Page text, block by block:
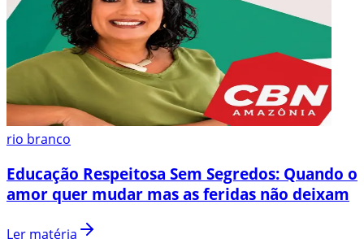
rio branco
Educação Respeitosa Sem Segredos: Quando o
amor quer mudar mas as feridas não deixam
Ler matéria